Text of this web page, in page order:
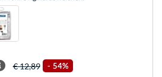
€ 12,89 - 54%